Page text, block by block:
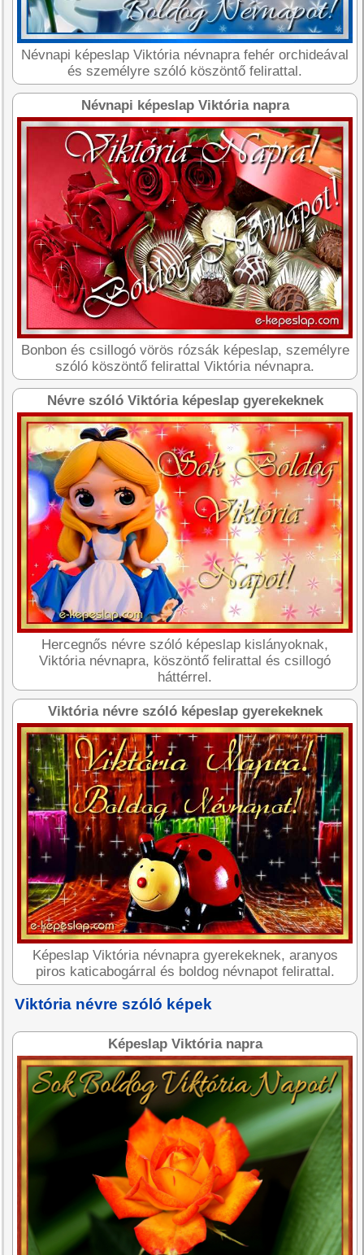
Névnapi képeslap Viktória névnapra fehér orchideával
és személyre szóló köszöntő felirattal.
Névnapi képeslap Viktória napra
Bonbon és csillogó vörös rózsák képeslap, személyre
szóló köszöntő felirattal Viktória névnapra.
Névre szóló Viktória képeslap gyerekeknek
Hercegnős névre szóló képeslap kislányoknak,
Viktória névnapra, köszöntő felirattal és csillogó
háttérrel.
Viktória névre szóló képeslap gyerekeknek
Képeslap Viktória névnapra gyerekeknek, aranyos
piros katicabogárral és boldog névnapot felirattal.
Viktória névre szóló képek
Képeslap Viktória napra